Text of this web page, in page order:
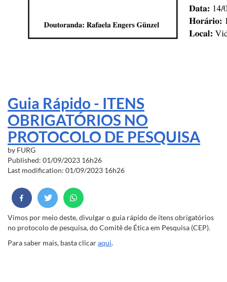
Guia Rápido - ITENS
OBRIGATÓRIOS NO
PROTOCOLO DE PESQUISA
by FURG
Published: 01/09/2023 16h26
Last modification: 01/09/2023 16h26
Vimos por meio deste, divulgar o guia rápido de itens obrigatórios
no protocolo de pesquisa, do Comitê de Ética em Pesquisa (CEP).
Para saber mais, basta clicaraqui.